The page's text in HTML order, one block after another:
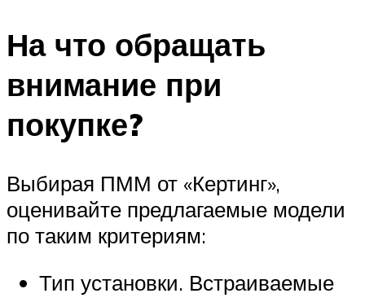
На что обращать
внимание при
покупке?
Выбирая ПММ от «Кертинг»,
оценивайте предлагаемые модели
по таким критериям:
Тип установки. Встраиваемые